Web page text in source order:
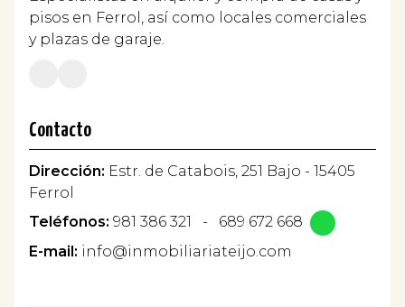
pisos en Ferrol, así como locales comerciales
y plazas de garaje.
Contacto
Dirección: Estr. de Catabois, 251 Bajo - 15405
Ferrol
Teléfonos: 981 386 321 -
689 672 668
E-mail: info@inmobiliariateijo.com